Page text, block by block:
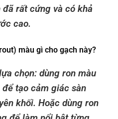
rất cứng và có khả
cao.
màu gì cho gạch này?
chọn: dùng ron màu
tạo cảm giác sàn
khối. Hoặc dùng ron